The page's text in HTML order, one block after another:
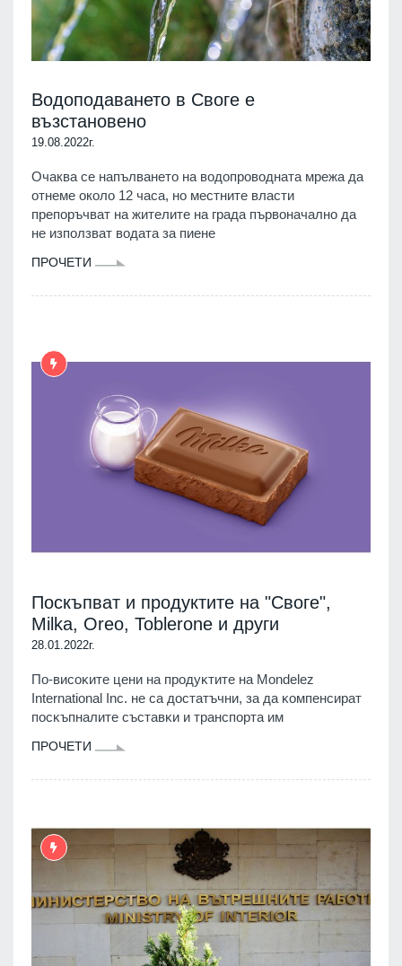
Водоподаването в Своге е
възстановено
19.08.2022г.
Очаква се напълването на водопроводната мрежа да
отнеме около 12 часа, но местните власти
препоръчват на жителите на града първоначално да
не използват водата за пиене
ПРОЧЕТИ
Поскъпват и продуктите на "Своге",
Milka, Oreo, Toblerone и други
28.01.2022г.
Πo-виcoĸитe цeни нa пpoдyĸтитe нa Моndеlеz
Іntеrnаtіоnаl Іnс. нe ca дocтaтъчни, зa дa ĸoмпeнcиpaт
пocĸъпнaлитe cъcтaвĸи и тpaнcпopтa им
ПРОЧЕТИ